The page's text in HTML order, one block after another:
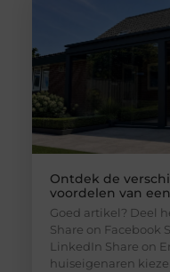
Ontdek de
voordelen van
Goed artikel? Deel
Share on Facebook
LinkedIn Share on
huiseigenaren